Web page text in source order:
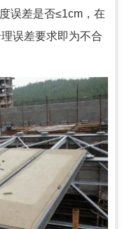
误差是否≤1cm，在
误差要求即为不合